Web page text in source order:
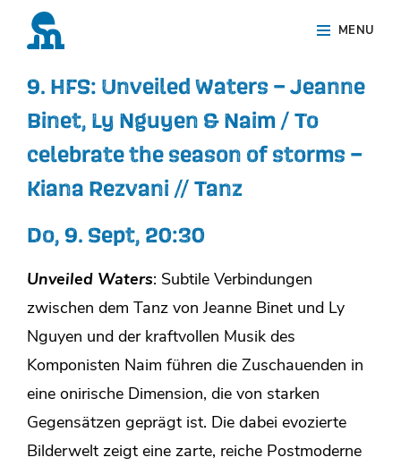
MENU
Overlay
9. HFS: Unveiled Waters – Jeanne
Binet, Ly Nguyen & Naim / To
celebrate the season of storms –
Kiana Rezvani // Tanz
Do, 9. Sept,20:30
Unveiled Waters: Subtile Verbindungen
zwischen dem Tanz von Jeanne Binet und Ly
Nguyen und der kraftvollen Musik des
Komponisten Naim führen die Zuschauenden in
eine onirische Dimension, die von starken
Gegensätzen geprägt ist. Die dabei evozierte
Bilderwelt zeigt eine zarte, reiche Postmoderne